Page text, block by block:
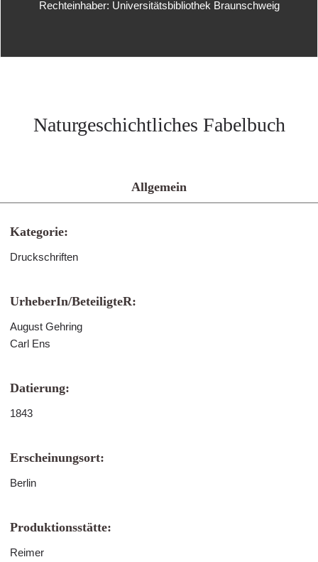
Rechteinhaber: Universitätsbibliothek Braunschweig
Naturgeschichtliches Fabelbuch
Allgemein
Kategorie:
Druckschriften
UrheberIn/BeteiligteR:
August Gehring
Carl Ens
Datierung:
1843
Erscheinungsort:
Berlin
Produktionsstätte:
Reimer